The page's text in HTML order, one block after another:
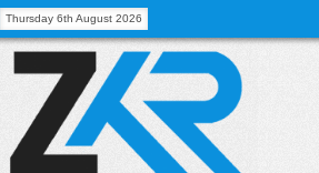
Thursday 6th August 2026